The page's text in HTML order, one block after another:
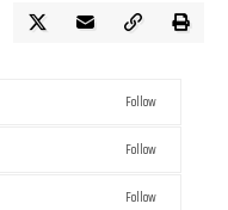
Follow
Follow
Follow